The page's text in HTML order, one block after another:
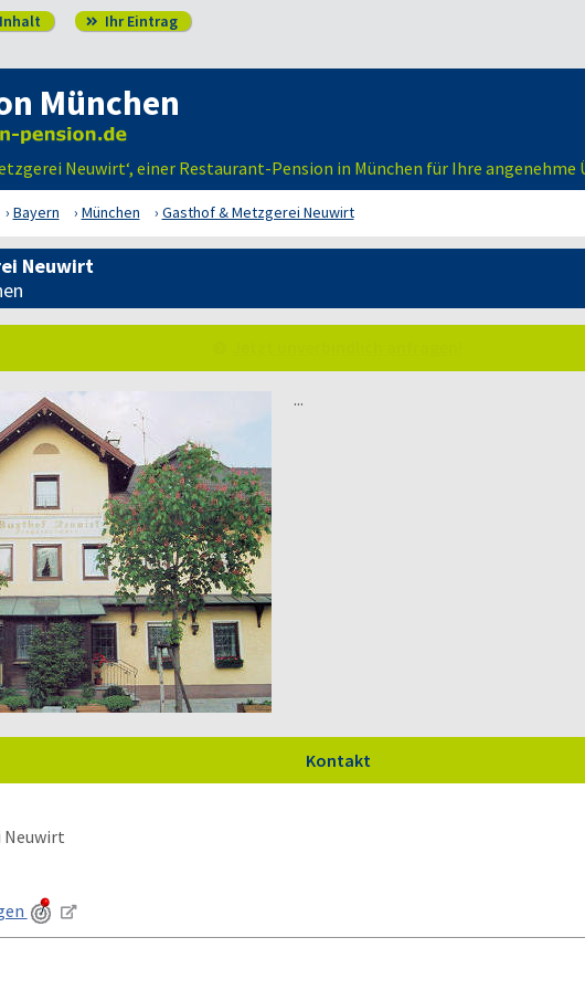
Inhalt  Ihr Eintrag
München
Neuwirt‘, einer Restaurant-Pension in München für Ihre angenehme
Bayern München Gasthof & Metzgerei Neuwirt
Neuwirt
...
Kontakt
Neuwirt